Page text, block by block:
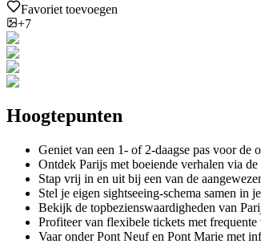
Favoriet toevoegen
+7
Hoogtepunten
Geniet van een 1- of 2-daagse pas voor de
Ontdek Parijs met boeiende verhalen via
Stap vrij in en uit bij een van de
Stel je eigen sightseeing-schema samen in
Bekijk de topbezienswaardigheden van
Profiteer van flexibele tickets met frequente
Vaar onder Pont Neuf en Pont Marie met